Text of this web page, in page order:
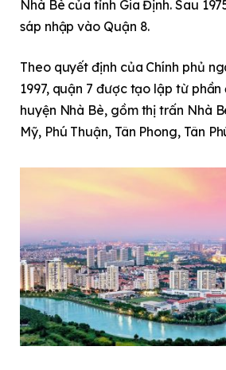
Nhà Bè của tỉnh Gia Định. Sau
sáp nhập vào Quận 8.
Theo quyết định của Chính phủ
1997, quận 7 được tạo lập từ
huyện Nhà Bè, gồm thị trấn Nhà
Mỹ, Phú Thuận, Tân Phong, Tân